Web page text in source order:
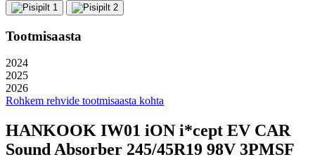
Tootmisaasta
2024
2025
2026
Rohkem rehvide tootmisaasta kohta
HANKOOK IW01 iON i*cept EV CAR
Sound Absorber 245/45R19 98V 3PMSF